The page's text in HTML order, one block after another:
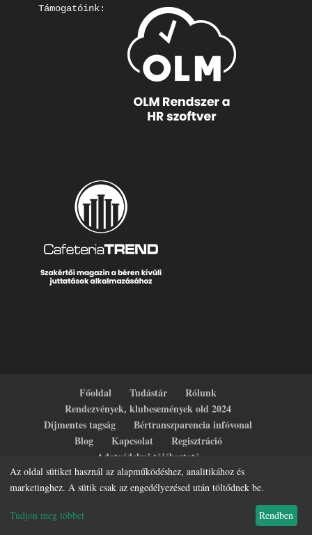
Támogatóink:
Főoldal Tudástár
Rólunk
Rendezvények, klubesemények old 2024
Díjmentes tagság
Bértranszparencia infóvonal
Blog
Kapcsolat
Regisztráció
Adatvédelmi tájékoztató
Az oldal sütiket használ az alapműködéshez, analitikához és
marketinghez. A sütik csak az engedélyezésed után töltődnek be.
Tudjon meg többet Rendben